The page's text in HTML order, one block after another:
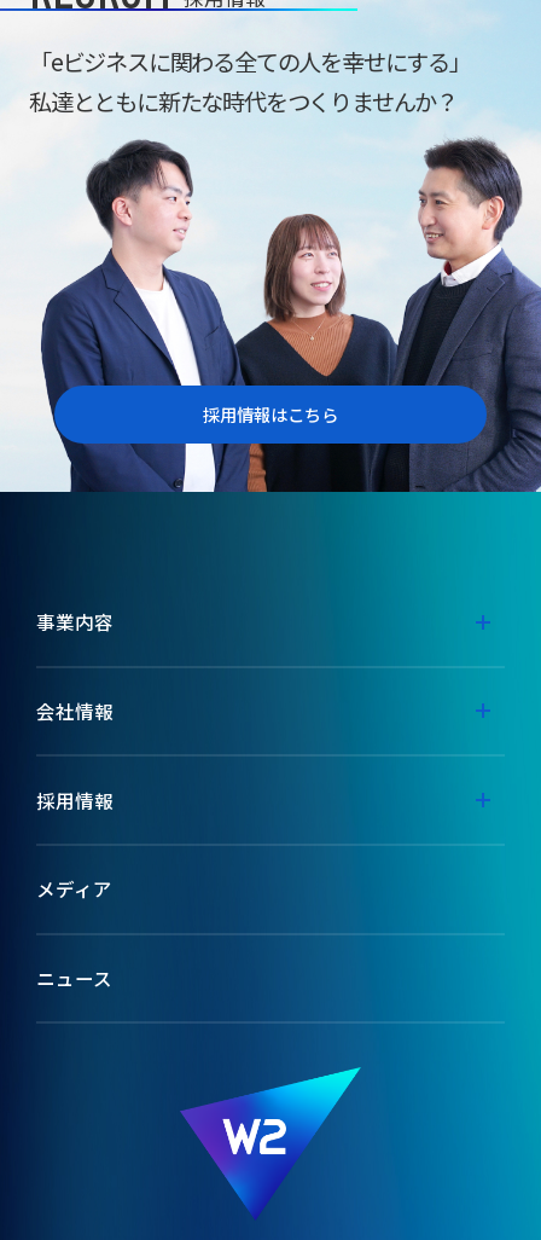
「eビジネスに関わる全ての人を幸せにする」
私達とともに新たな時代をつくりませんか？
採用情報はこちら
事業内容
事業内容
会社情報
代表メッセージ
ミッション
ブランドコンセプト
採用情報
採用特設サイト
テックメディア
メディア
ニュース